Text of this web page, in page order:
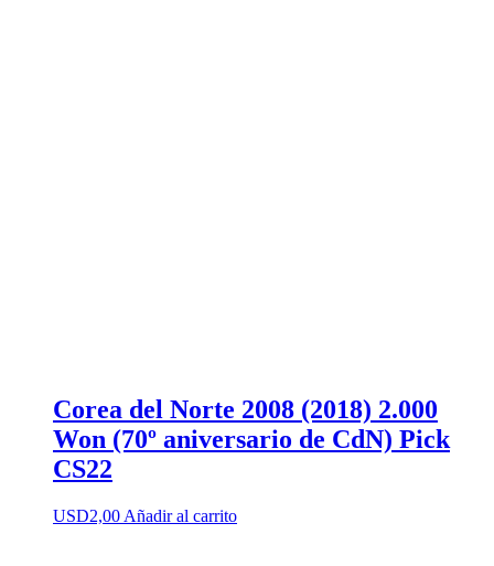
Corea del Norte 2008 (2018) 2.000
Won (70º aniversario de CdN) Pick
CS22
USD2,00 Añadir al carrito